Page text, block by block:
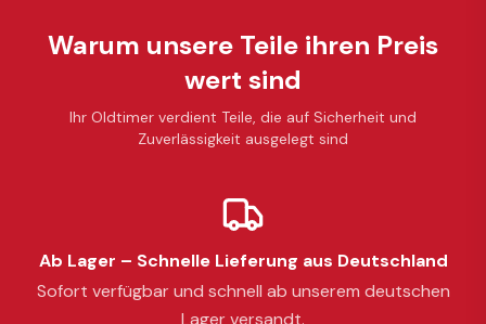
Warum unsere Teile ihren Preis
wert sind
Ihr Oldtimer verdient Teile, die auf Sicherheit und
Zuverlässigkeit ausgelegt sind
Ab Lager – Schnelle Lieferung aus Deutschland
Sofort verfügbar und schnell ab unserem deutschen
Lager versandt.